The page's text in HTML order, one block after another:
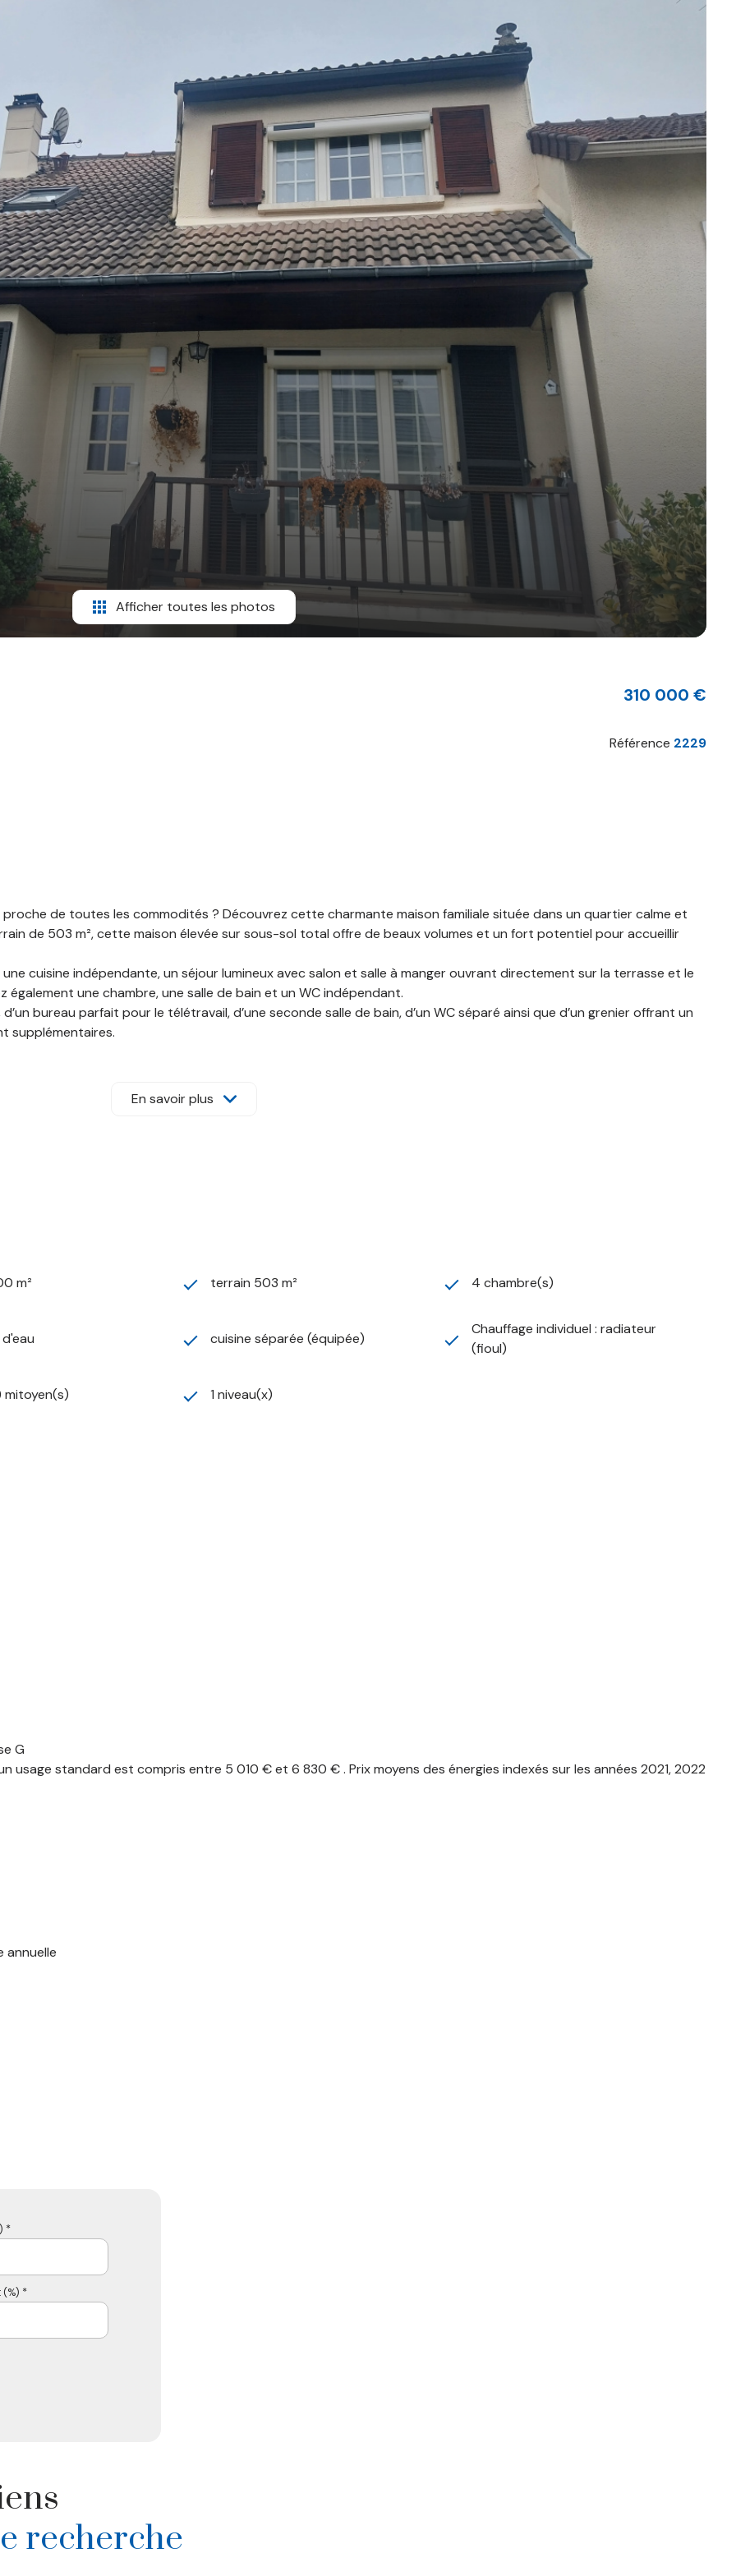
Afficher toutes les photos
310 000 €
Référence 2229
de toutes les commodités ? Découvrez cette charmante maison familiale située dans un quartier calme et
de 503 m², cette maison élevée sur sous-sol total offre de beaux volumes et un fort potentiel pour accueillir
cuisine indépendante, un séjour lumineux avec salon et salle à manger ouvrant directement sur la terrasse et le
une chambre, une salle de bain et un WC indépendant.
bureau parfait pour le télétravail, d’une seconde salle de bain, d’un WC séparé ainsi que d’un grenier offrant un
supplémentaires.
famille souhaitant s’installer dans une commune dynamique et bien desservie.
En savoir plus
m² terrain 503 m² 4 chambre(s)
d'eau cuisine séparée (équipée)
Chauffage individuel : radiateur
(fioul)
mitoyen(s) 1 niveau(x)
G
usage standard est compris entre 5 010 € et 6 830 € . Prix moyens des énergies indexés sur les années 2021, 2022
annuelle
*
(%) *
recherche